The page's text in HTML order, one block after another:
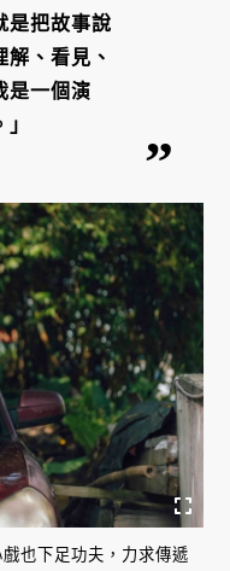
是把故事說
、看見、
是一個演
也下足功夫，力求傳遞